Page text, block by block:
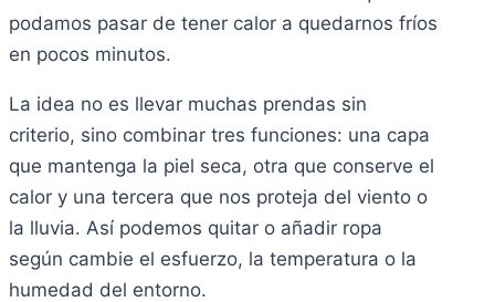
podamos pasar de tener calor a quedarnos fríos
en pocos minutos.
La idea no es llevar muchas prendas sin
criterio, sino combinar tres funciones: una capa
que mantenga la piel seca, otra que conserve el
calor y una tercera que nos proteja del viento o
la lluvia. Así podemos quitar o añadir ropa
según cambie el esfuerzo, la temperatura o la
humedad del entorno.